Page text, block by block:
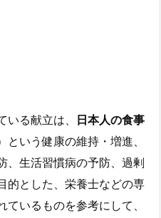
る献立は、
日本人の食事
という健康の維持・増進、
、生活習慣病の予防、過剰
的とした、栄養士などの専
いるものを参考にして、